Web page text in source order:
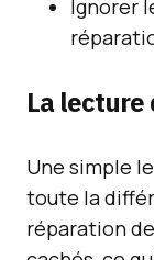
Ignorer
La lecture
Une simple
toute la
réparation